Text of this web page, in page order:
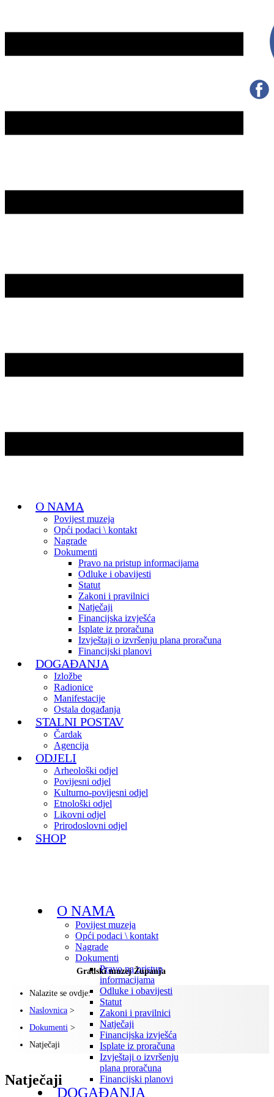
O NAMA
Povijest muzeja
Opći podaci \ kontakt
Nagrade
Dokumenti
Pravo na pristup informacijama
Odluke i obavijesti
Statut
Zakoni i pravilnici
Natječaji
Financijska izvješća
Isplate iz proračuna
Izvještaji o izvršenju plana proračuna
Financijski planovi
DOGAĐANJA
Izložbe
Radionice
Manifestacije
Ostala događanja
STALNI POSTAV
Čardak
Agencija
ODJELI
Arheološki odjel
Povijesni odjel
Kulturno-povijesni odjel
Etnološki odjel
Likovni odjel
Prirodoslovni odjel
SHOP
O NAMA
Povijest muzeja
Opći podaci \ kontakt
Nagrade
Dokumenti
Pravo na pristup
informacijama
Odluke i obavijesti
Statut
Zakoni i pravilnici
Natječaji
Financijska izvješća
Isplate iz proračuna
Izvještaji o izvršenju
plana proračuna
Financijski planovi
DOGAĐANJA
Gradski muzej Županja
Nalazite se ovdje:
Naslovnica >
Dokumenti >
Natječaji
Natječaji